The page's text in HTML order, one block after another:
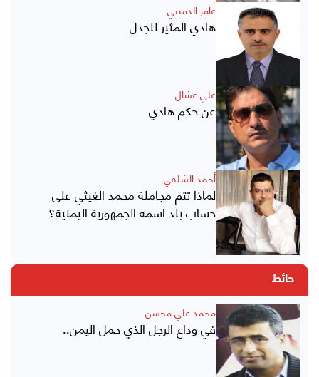
عامر الدميني
هادي المثير للجدل
علي عشال
عن حكم هادي
أحمد الشلفي
لماذا تتم مجاملة محمد الغيثي على
حساب بلد اسمه الجمهورية اليمنية؟
حائط
محمد علي محسن
في وداع الرجل الذي حمل اليمن..